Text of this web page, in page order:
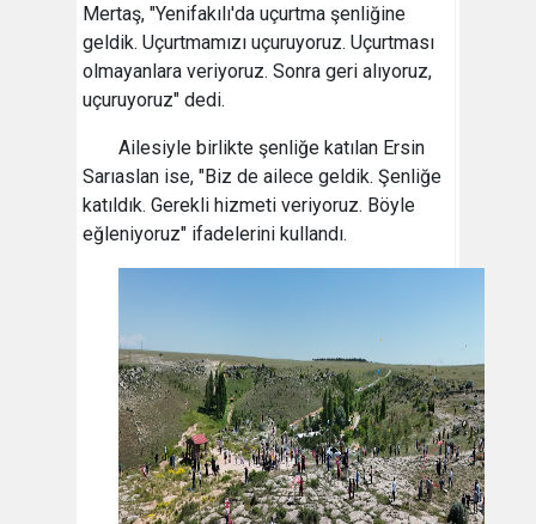
Mertaş, "Yenifakılı'da uçurtma şenliğine
geldik. Uçurtmamızı uçuruyoruz. Uçurtması
olmayanlara veriyoruz. Sonra geri alıyoruz,
uçuruyoruz" dedi.
Ailesiyle birlikte şenliğe katılan Ersin
Sarıaslan ise, "Biz de ailece geldik. Şenliğe
katıldık. Gerekli hizmeti veriyoruz. Böyle
eğleniyoruz" ifadelerini kullandı.